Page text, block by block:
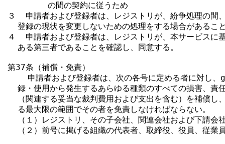
        の間の契約に従うため
３  申請者および登録者は、レジストリが、紛争処理の間
登録の現状を変更しないための処理をする場合があるこ
４  申請者および登録者は、レジストリが、本サービスに
  ある第三者であることを確認し、同意する。
第37条（補償・免責）
申請者および登録者は、次の各号に定める者に対し
録・使用から発生するあらゆる種類のすべての損害、責
（関連する妥当な裁判費用および支出を含む）を補償し
  る最大限の範囲でその者を免責しなければならない。
（１）レジストリ、その子会社、関連会社および下請会
（２）前号に掲げる組織の代表者、取締役、役員、従業